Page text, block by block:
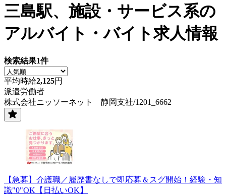
三島駅、施設・サービス系の
アルバイト・バイト求人情報
検索結果1件
平均時給2,125円
派遣労働者
株式会社ニッソーネット 静岡支社/1201_6662
【急募】介護職／履歴書なしで即応募＆スグ開始！経験・知
識"0"OK【日払いOK】